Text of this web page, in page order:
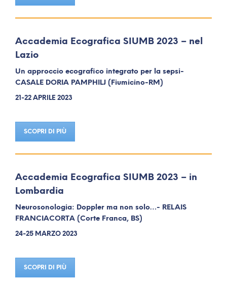
Accademia Ecografica SIUMB 2023 – nel
Lazio
Un approccio ecografico integrato per la sepsi-
CASALE DORIA PAMPHILJ (Fiumicino-RM)
21-22 APRILE 2023
SCOPRI DI PIÙ
Accademia Ecografica SIUMB 2023 – in
Lombardia
Neurosonologia: Doppler ma non solo…- RELAIS
FRANCIACORTA (Corte Franca, BS)
24-25 MARZO 2023
SCOPRI DI PIÙ